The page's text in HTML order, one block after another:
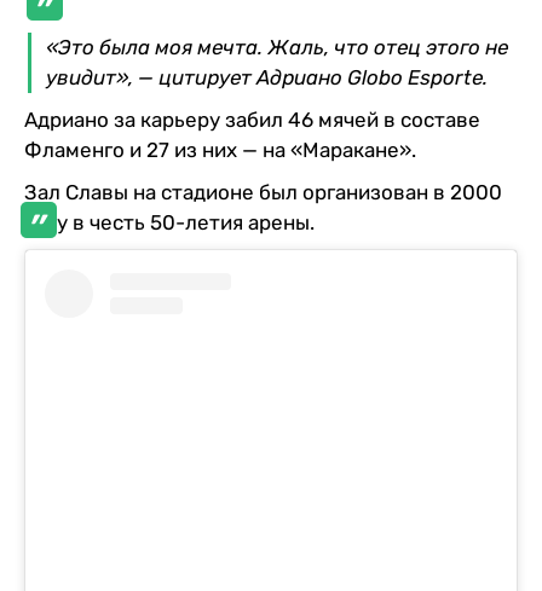
«Это была моя мечта. Жаль, что отец этого не
увидит», — цитирует Адриано Globo Esporte.
Адриано за карьеру забил 46 мячей в составе
Фламенго и 27 из них — на «Маракане».
Зал Славы на стадионе был организован в 2000
году в честь 50-летия арены.